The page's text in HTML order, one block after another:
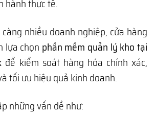
hành thực tế.
nhiều doanh nghiệp, cửa hàng
lựa chọn phần mềm quản lý kho tại
để kiểm soát hàng hóa chính xác,
tối ưu hiệu quả kinh doanh.
những vấn đề như: